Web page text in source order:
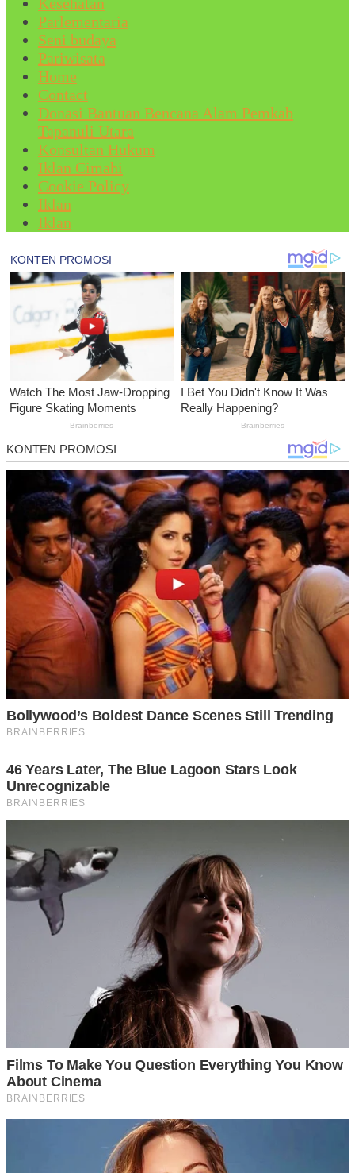
Parlementaria
Seni budaya
Pariwisata
Home
Contact
Donasi Bantuan Bencana Alam Pemkab
Tapanuli Utara
Konsultan Hukum
Iklan Cimahi
Cookie Policy
Iklan
Iklan